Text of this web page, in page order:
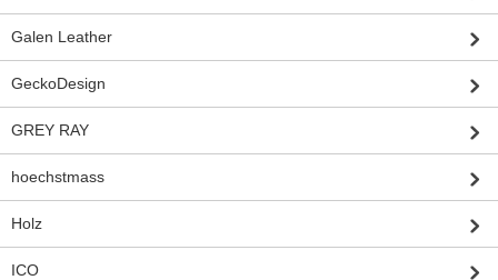
Galen Leather
GeckoDesign
GREY RAY
hoechstmass
Holz
ICO